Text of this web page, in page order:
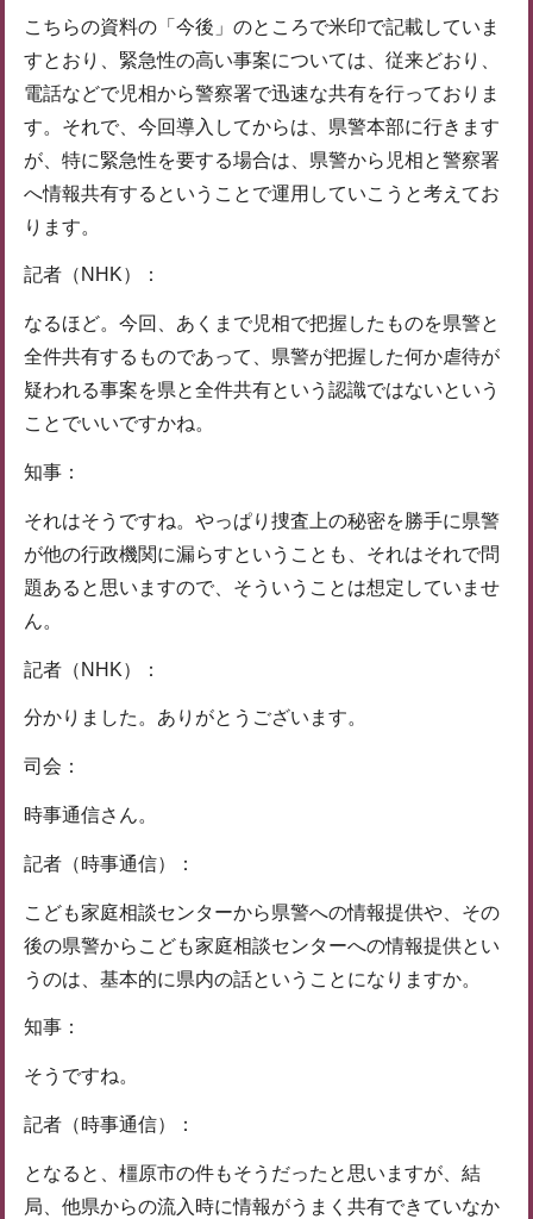
こちらの資料の「今後」のところで米印で記載していま
すとおり、緊急性の高い事案については、従来どおり、
電話などで児相から警察署で迅速な共有を行っておりま
す。それで、今回導入してからは、県警本部に行きます
が、特に緊急性を要する場合は、県警から児相と警察署
へ情報共有するということで運用していこうと考えてお
ります。
記者（NHK）：
なるほど。今回、あくまで児相で把握したものを県警と
全件共有するものであって、県警が把握した何か虐待が
疑われる事案を県と全件共有という認識ではないという
ことでいいですかね。
知事：
それはそうですね。やっぱり捜査上の秘密を勝手に県警
が他の行政機関に漏らすということも、それはそれで問
題あると思いますので、そういうことは想定していませ
ん。
記者（NHK）：
分かりました。ありがとうございます。
司会：
時事通信さん。
記者（時事通信）：
こども家庭相談センターから県警への情報提供や、その
後の県警からこども家庭相談センターへの情報提供とい
うのは、基本的に県内の話ということになりますか。
知事：
そうですね。
記者（時事通信）：
となると、橿原市の件もそうだったと思いますが、結
局、他県からの流入時に情報がうまく共有できていなか